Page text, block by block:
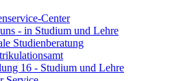
Center
- in Studium und Lehre
Studienberatung
16 - Studium und Lehre